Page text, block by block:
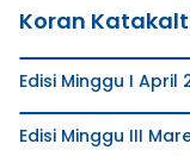
Koran
Edisi Minggu I April
Edisi Minggu III